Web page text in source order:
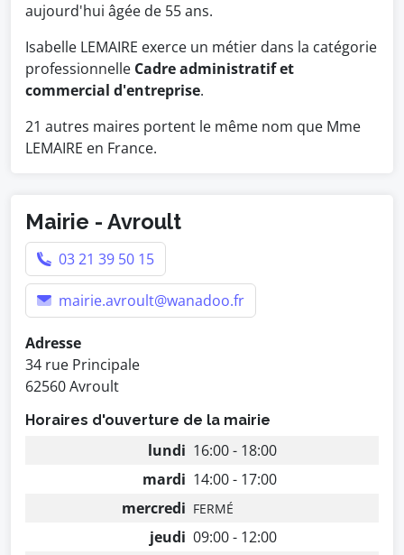
aujourd'hui âgée de 55 ans.
Isabelle LEMAIRE exerce un métier dans la catégorie
professionnelle Cadre administratif et
commercial d'entreprise.
21 autres maires portent le même nom que Mme
LEMAIRE en France.
Mairie - Avroult
03 21 39 50 15
mairie.avroult@wanadoo.fr
Adresse
34 rue Principale
62560 Avroult
Horaires d'ouverture de la mairie
lundi 16:00 - 18:00
mardi 14:00 - 17:00
mercredi FERMÉ
jeudi 09:00 - 12:00